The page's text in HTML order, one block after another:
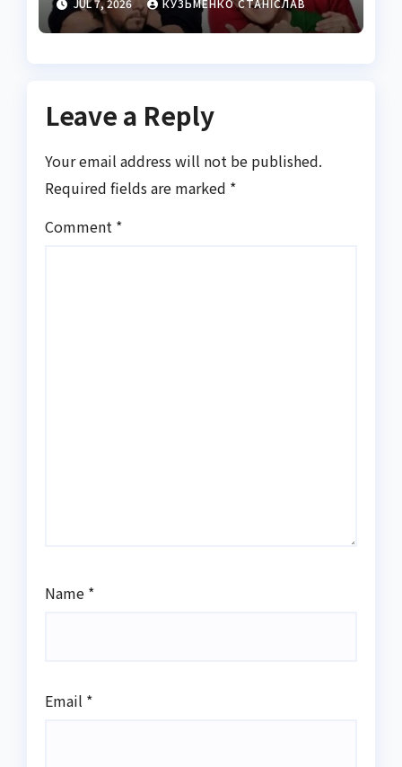
Leave a Reply
Your email address will not be published.
Required fields are marked *
Comment *
Name *
Email *